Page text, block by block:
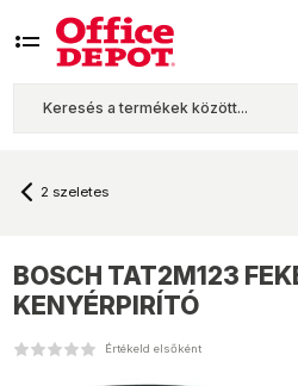
2 szeletes
BOSCH TAT2M123
KENYÉRPIRÍTÓ
Értékeld elsőként